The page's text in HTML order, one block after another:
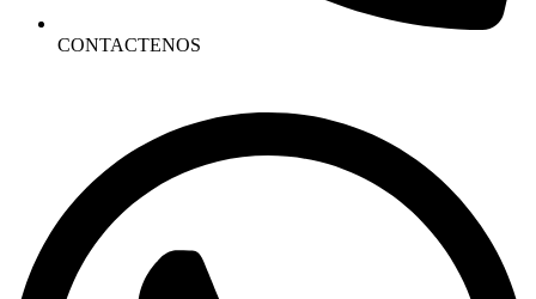
CONTACTENOS